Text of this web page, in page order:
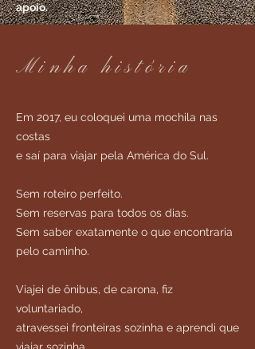
apoio.
Minha história
Em 2017, eu coloquei uma mochila nas
costas
e saí para viajar pela América do Sul.
Sem roteiro perfeito.
Sem reservas para todos os dias.
Sem saber exatamente o que encontraria
pelo caminho.
Viajei de ônibus, de carona, fiz
voluntariado,
atravessei fronteiras sozinha e aprendi que